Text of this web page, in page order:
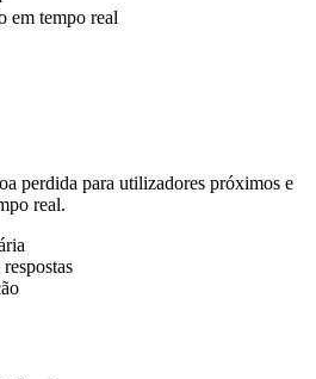
em tempo real
perdida para utilizadores próximos e
real.